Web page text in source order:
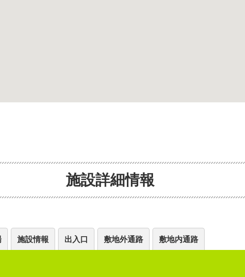
施設詳細情報
施設情報 出入口 敷地外通路 敷地内通路